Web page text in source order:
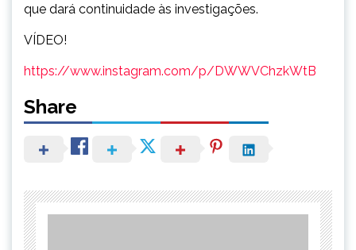
que dará continuidade às investigações.
VÍDEO!
https://www.instagram.com/p/DWWVChzkWtB
Share